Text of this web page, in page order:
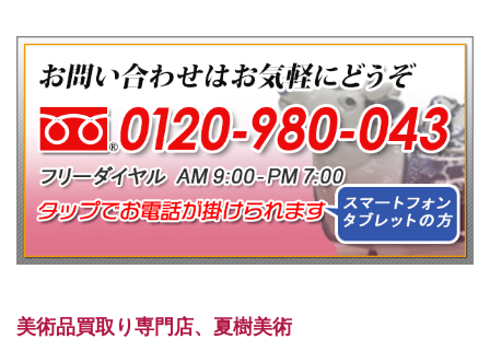
美術品買取り専門店、夏樹美術